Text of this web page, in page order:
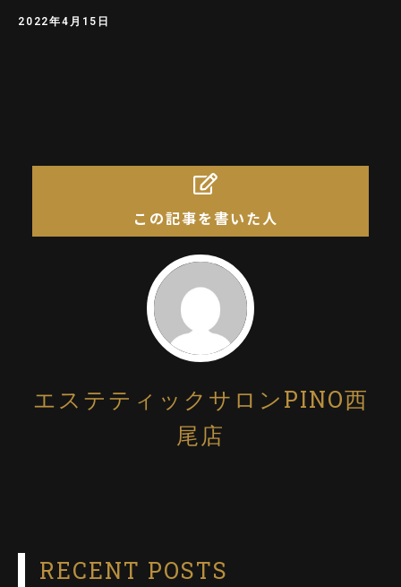
2022年4月15日
この記事を書いた人
エステティックサロンPINO西
尾店
RECENT POSTS